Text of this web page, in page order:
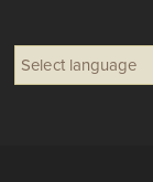
Select language